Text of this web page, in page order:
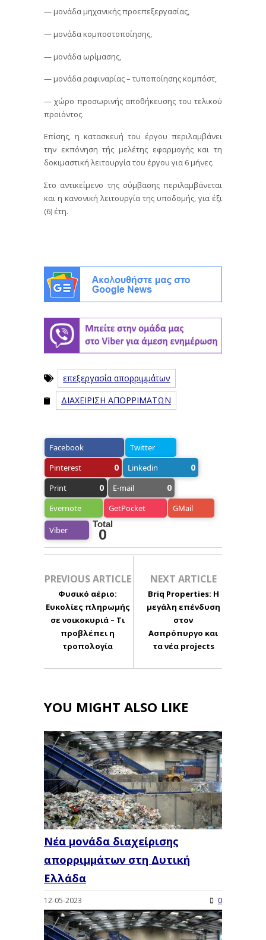
— μονάδα μηχανικής προεπεξεργασίας,
— μονάδα κομποστοποίησης,
— μονάδα ωρίμασης,
— μονάδα ραφιναρίας – τυποποίησης κομπόστ,
— χώρο προσωρινής αποθήκευσης του τελικού
προϊόντος.
Επίσης, η κατασκευή του έργου περιλαμβάνει
την εκπόνηση τής μελέτης εφαρμογής και τη
δοκιμαστική λειτουργία του έργου για 6 μήνες.
Στο αντικείμενο της σύμβασης περιλαμβάνεται
και η κανονική λειτουργία της υποδομής, για έξι
(6) έτη.
επεξεργασία απορριμμάτων
ΔΙΑΧΕΙΡΙΣΗ ΑΠΟΡΡΙΜΑΤΩΝ
Facebook
Twitter
Pinterest
0 Linkedin 0
Print 0 E-mail 0
Evernote GetPocket GMail
Viber
Total
0
PREVIOUS ARTICLE
Φυσικό αέριο:
Ευκολίες πληρωμής
σε νοικοκυριά – Τι
προβλέπει η
τροπολογία
NEXT ARTICLE
Briq Properties: Η
μεγάλη επένδυση
στον
Ασπρόπυργο και
τα νέα projects
YOU MIGHT ALSO LIKE
Νέα μονάδα διαχείρισης
απορριμμάτων στη Δυτική
Ελλάδα
12-05-2023 0